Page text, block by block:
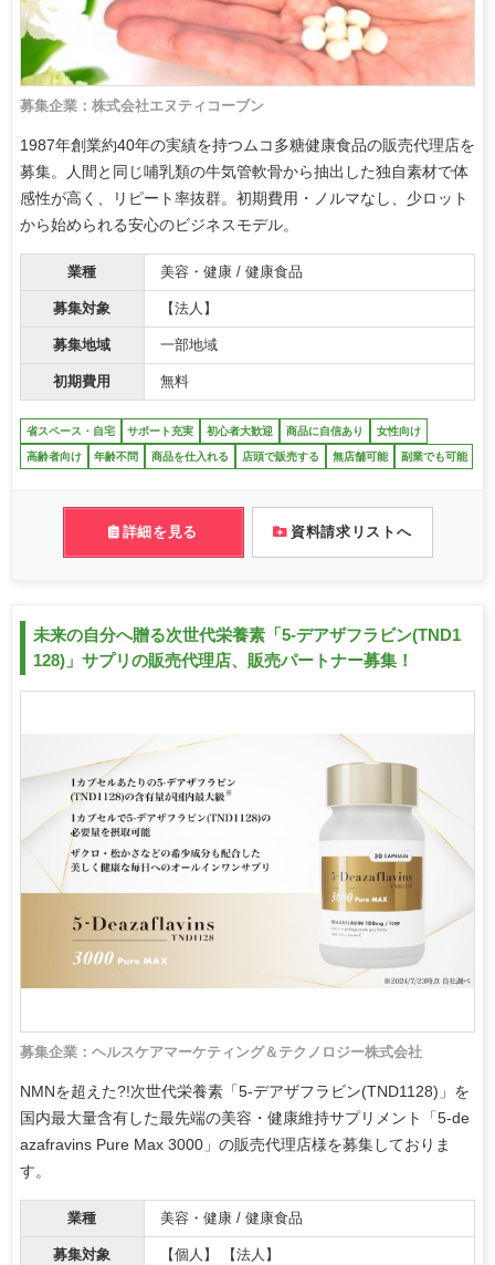
募集企業：株式会社エヌティコーブン
1987年創業約40年の実績を持つムコ多糖健康食品の販売代理店を
募集。人間と同じ哺乳類の牛気管軟骨から抽出した独自素材で体
感性が高く、リピート率抜群。初期費用・ノルマなし、少ロット
から始められる安心のビジネスモデル。
業種 美容・健康 / 健康食品
募集対象 【法人】
募集地域 一部地域
初期費用 無料
省スペース・自宅 サポート充実 初心者大歓迎 商品に自信あり 女性向け
高齢者向け 年齢不問 商品を仕入れる 店頭で販売する 無店舗可能 副業でも可能
詳細を見る 資料請求リストへ
未来の自分へ贈る次世代栄養素「5-デアザフラビン(TND1
128)」サプリの販売代理店、販売パートナー募集！
募集企業：ヘルスケアマーケティング＆テクノロジー株式会社
NMNを超えた?!次世代栄養素「5-デアザフラビン(TND1128)」を
国内最大量含有した最先端の美容・健康維持サプリメント「5-de
azafravins Pure Max 3000」の販売代理店様を募集しておりま
す。
業種 美容・健康 / 健康食品
募集対象 【個人】 【法人】